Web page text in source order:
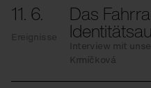
11. 6.
Ereignisse
Das
Interview mit
Krmíčková